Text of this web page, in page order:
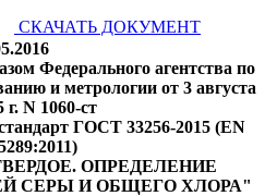
СКАЧАТЬ ДОКУМЕНТ
Федерального агентства по
и метрологии от 3 августа
г. N 1060-ст
ГОСТ 33256-2015 (EN
ОПРЕДЕЛЕНИЕ
СЕРЫ И ОБЩЕГО ХЛОРА"